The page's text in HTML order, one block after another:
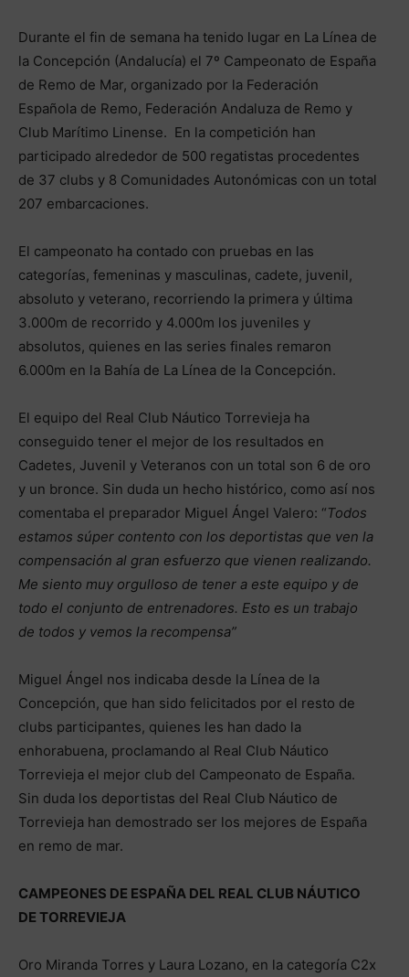
Durante el fin de semana ha tenido lugar en La Línea de
la Concepción (Andalucía) el 7º Campeonato de España
de Remo de Mar, organizado por la Federación
Española de Remo, Federación Andaluza de Remo y
Club Marítimo Linense. En la competición han
participado alrededor de 500 regatistas procedentes
de 37 clubs y 8 Comunidades Autonómicas con un total
207 embarcaciones.
El campeonato ha contado con pruebas en las
categorías, femeninas y masculinas, cadete, juvenil,
absoluto y veterano, recorriendo la primera y última
3.000m de recorrido y 4.000m los juveniles y
absolutos, quienes en las series finales remaron
6.000m en la Bahía de La Línea de la Concepción.
El equipo del Real Club Náutico Torrevieja ha
conseguido tener el mejor de los resultados en
Cadetes, Juvenil y Veteranos con un total son 6 de oro
y un bronce. Sin duda un hecho histórico, como así nos
comentaba el preparador Miguel Ángel Valero: “Todos
estamos súper contento con los deportistas que ven la
compensación al gran esfuerzo que vienen realizando.
Me siento muy orgulloso de tener a este equipo y de
todo el conjunto de entrenadores. Esto es un trabajo
de todos y vemos la recompensa”
Miguel Ángel nos indicaba desde la Línea de la
Concepción, que han sido felicitados por el resto de
clubs participantes, quienes les han dado la
enhorabuena, proclamando al Real Club Náutico
Torrevieja el mejor club del Campeonato de España.
Sin duda los deportistas del Real Club Náutico de
Torrevieja han demostrado ser los mejores de España
en remo de mar.
CAMPEONES DE ESPAÑA DEL REAL CLUB NÁUTICO
DE TORREVIEJA
Oro Miranda Torres y Laura Lozano, en la categoría C2x